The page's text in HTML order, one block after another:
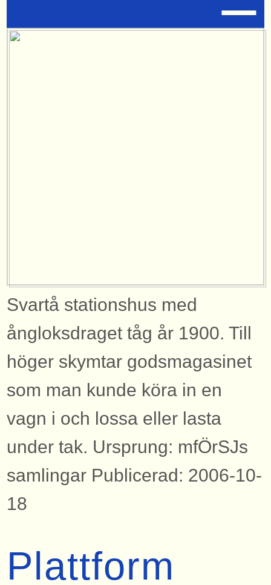
Svartå stationshus med
ångloksdraget tåg år 1900. Till
höger skymtar godsmagasinet
som man kunde köra in en
vagn i och lossa eller lasta
under tak. Ursprung: mfÖrSJs
samlingar Publicerad: 2006-10-
18
Plattform